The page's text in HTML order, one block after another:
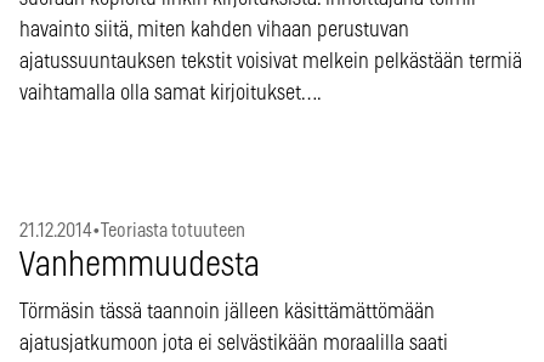
havainto siitä, miten kahden vihaan perustuvan
ajatussuuntauksen tekstit voisivat melkein pelkästään termiä
vaihtamalla olla samat kirjoitukset….
21.12.2014• Teoriasta totuuteen
Vanhemmuudesta
Törmäsin tässä taannoin jälleen käsittämättömään
ajatusjatkumoon jota ei selvästikään moraalilla saati